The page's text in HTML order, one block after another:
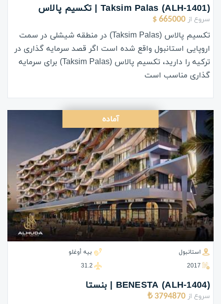
(ALH-1401) Taksim Palas | تکسیم پالاس
سروع از 665000 $
تکسیم پالاس (Taksim Palas) در منطقه شیشلی در سمت
اروپایی استانبول واقع شده است اگر قصد سرمایه گذاری در
ترکیه را دارید، تکسیم پالاس (Taksim Palas) برای سرمایه
گذاری مناسب است
آماده
استانبول
بيه أوغلو
2017
31.2
(ALH-1404) BENESTA | بنستا
سروع از 3794870 ₺